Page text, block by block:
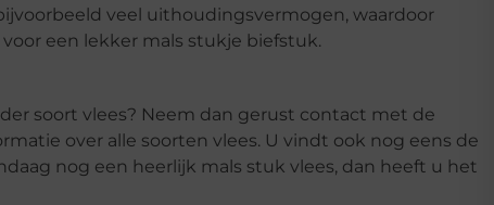
veel uithoudingsvermogen, waardoor
een lekker mals stukje biefstuk.
soort vlees? Neem dan gerust contact met de
over alle soorten vlees. U vindt ook nog eens de
nog een heerlijk mals stuk vlees, dan heeft u het